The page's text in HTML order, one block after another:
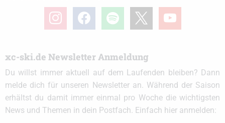
instagramfacebook spotify youtube
xc-ski.de Newsletter Anmeldung
Du willst immer aktuell auf dem Laufenden bleiben? Dann
melde dich für unseren Newsletter an. Während der Saison
erhältst du damit immer einmal pro Woche die wichtigsten
News und Themen in dein Postfach. Einfach hier anmelden: